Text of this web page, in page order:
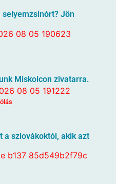
selyemzsinórt? Jön
Miskolcon zivatarra.
a szlovákoktól, akik azt